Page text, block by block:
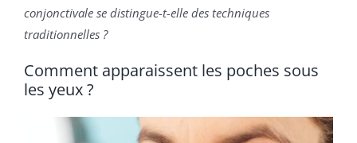
conjonctivale se distingue-t-elle des techniques
traditionnelles ?
Comment apparaissent les poches sous
les yeux ?